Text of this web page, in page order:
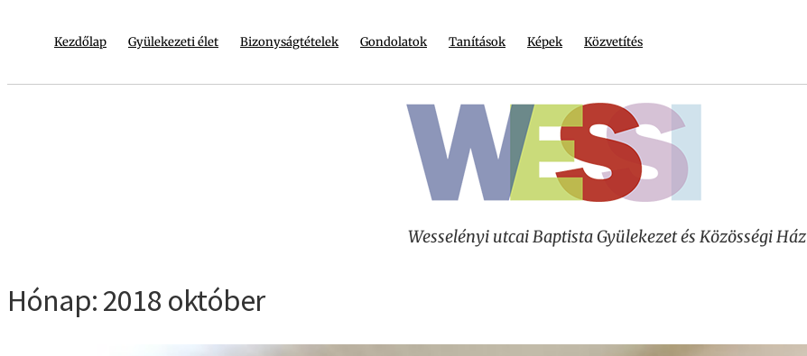
Kezdőlap Gyülekezeti élet Bizonyságtételek Gondolatok Tanítások Képek Közvetítés
Wesselényi utcai Baptista Gyülekezet és Közösségi Ház
Hónap:2018 október